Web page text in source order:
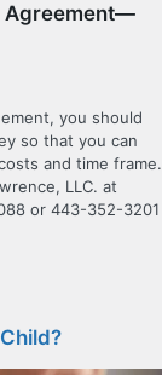
Agreement—
you should
so that you can
and time frame.
LLC. at
or 443-352-3201